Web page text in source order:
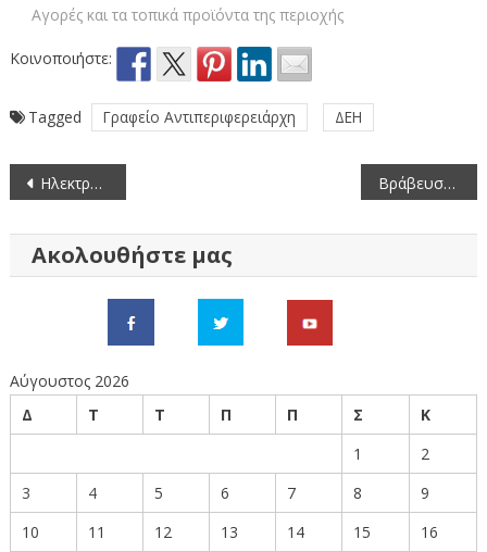
Αγορές και τα τοπικά προϊόντα της περιοχής
Κοινοποιήστε:
Tagged Γραφείο Αντιπεριφερειάρχη ΔΕΗ
Πλοήγηση
Ηλεκτρονικός ανοικτός διεθνής διαγωνισμός μεταφοράς μαθητών Π.Ε. Φλώρινας σχολικού έτους 2019-2020 Βράβευση των αθλητών του Αθλητικού Ομίλου Φλώρινας (ΑΟΦ) στην Π.Ε. Φλώρινας
Ακολουθήστε μας
Αύγουστος 2026
Δ
Τ Τ Π Π Σ
Κ
1
2
3
4 5 6 7 8
9
10
11 12 13 14 15
16